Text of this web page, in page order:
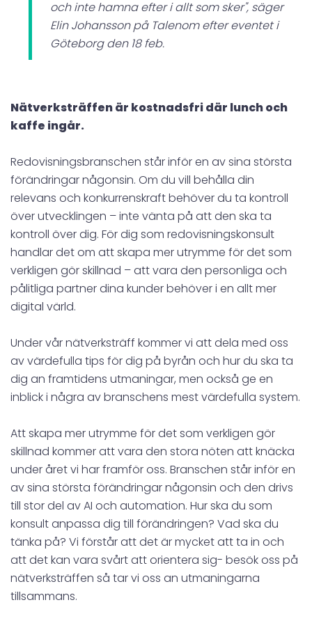
och inte hamna efter i allt som sker", säger
Elin Johansson på Talenom efter eventet i
Göteborg den 18 feb.
Nätverksträffen är kostnadsfri där lunch och
kaffe ingår.
Redovisningsbranschen står inför en av sina största
förändringar någonsin. Om du vill behålla din
relevans och konkurrenskraft behöver du ta kontroll
över utvecklingen – inte vänta på att den ska ta
kontroll över dig. För dig som redovisningskonsult
handlar det om att skapa mer utrymme för det som
verkligen gör skillnad – att vara den personliga och
pålitliga partner dina kunder behöver i en allt mer
digital värld.
Under vår nätverksträff kommer vi att dela med oss
av värdefulla tips för dig på byrån och hur du ska ta
dig an framtidens utmaningar, men också ge en
inblick i några av branschens mest värdefulla system.
Att skapa mer utrymme för det som verkligen gör
skillnad kommer att vara den stora nöten att knäcka
under året vi har framför oss. Branschen står inför en
av sina största förändringar någonsin och den drivs
till stor del av AI och automation. Hur ska du som
konsult anpassa dig till förändringen? Vad ska du
tänka på? Vi förstår att det är mycket att ta in och
att det kan vara svårt att orientera sig- besök oss på
nätverksträffen så tar vi oss an utmaningarna
tillsammans.